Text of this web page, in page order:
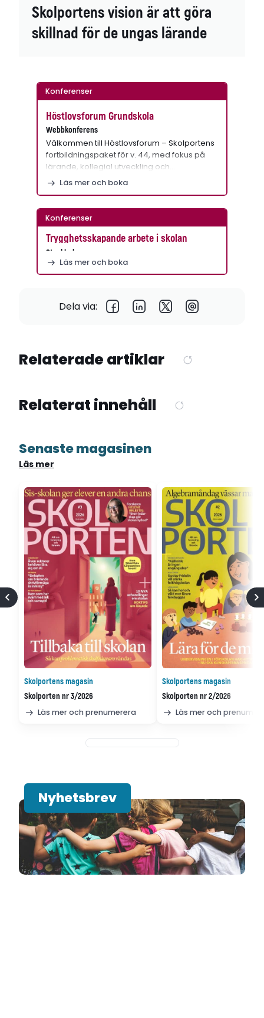
Skolportens vision är att göra
skillnad för de ungas lärande
Konferenser
Höstlovsforum Grundskola
Webbkonferens
Välkommen till Höstlovsforum – Skolportens
fortbildningspaket för v. 44, med fokus på
lärande, kollegial utveckling och…
Läs mer och boka
Konferenser
Trygghetsskapande arbete i skolan
Stockholm
Läs mer och boka
Dela via:
Relaterade artiklar
Relaterat innehåll
Senaste magasinen
Läs mer
Skolportens magasin
Skolporten nr 3/2026
Läs mer och prenumerera
Skolportens magasin
Skolporten nr 2/2026
Läs mer och
Nyhetsbrev